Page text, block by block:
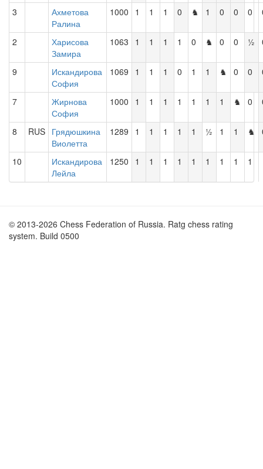
3
Ахметова
Ралина
1000 1 1 1 0 ♞ 1 0 0 0
2
Харисова
Замира
1063 1 1 1 1 0 ♞ 0 0 ½
9
Искандирова
София
1069 1 1 1 0 1 1 ♞ 0 0
7
Жирнова
София
1000 1 1 1 1 1 1 1 ♞ 0
8 RUS Грядюшкина
Виолетта
1289 1 1 1 1 1 ½ 1 1 ♞
10
Искандирова
Лейла
1250 1 1 1 1 1 1 1 1 1
© 2013-2026 Chess Federation of Russia. Ratg chess rating
system. Build 0500